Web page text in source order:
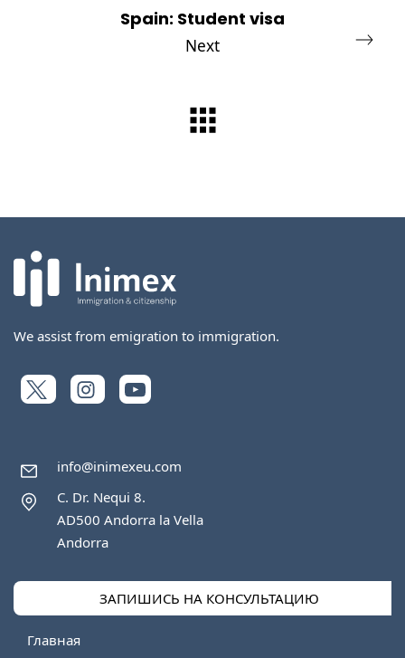
Spain: Student visa
Next
We assist from emigration to immigration.
info@inimexeu.com
C. Dr. Nequi 8.
AD500 Andorra la Vella
Andorra
ЗАПИШИСЬ НА КОНСУЛЬТАЦИЮ
Главная